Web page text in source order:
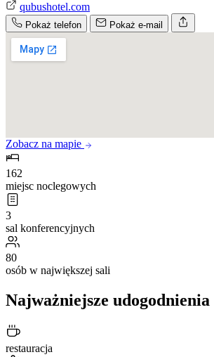
qubushotel.com
Pokaż telefon Pokaż e-mail
Zobacz na mapie
162
miejsc noclegowych
3
sal konferencyjnych
80
osób w największej sali
Najważniejsze udogodnienia
restauracja